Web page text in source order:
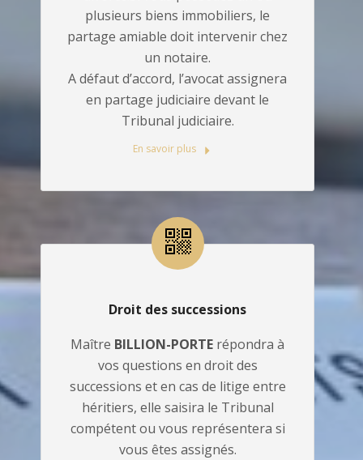
plusieurs biens immobiliers, le
partage amiable doit intervenir chez
un notaire.
A défaut d’accord, l’avocat assignera
en partage judiciaire devant le
Tribunal judiciaire.
En savoir plus
Droit des successions
Maître BILLION-PORTE répondra à
vos questions en droit des
successions et en cas de litige entre
héritiers, elle saisira le Tribunal
compétent ou vous représentera si
vous êtes assignés.